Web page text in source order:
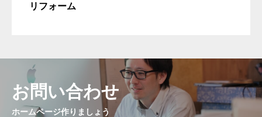
リフォーム
お問い合わせ
ホームページ作りましょう